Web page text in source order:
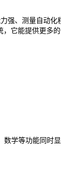
强、测量自动化
，它能提供更多
数学等功能同时